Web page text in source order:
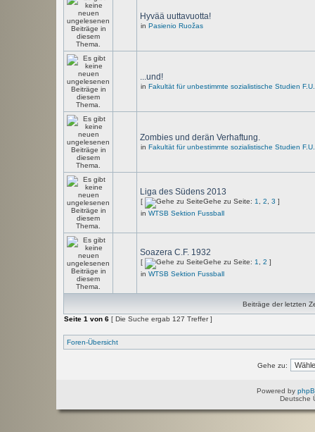
Hyvää uuttavuotta!
in Pasienio Ruožas
...und!
in Fakultät für unbestimmte sozialistische Studien
Zombies und derän Verhaftung.
in Fakultät für unbestimmte sozialistische Studien
Liga des Südens 2013
[ Gehe zu Seite: 1 2 3 ]
in WTSB Sektion Fussball
Soazera C.F. 1932
[ Gehe zu Seite: 1 2 ]
in WTSB Sektion Fussball
Beiträge der letzten
Seite 1 von 6 [ Die Suche ergab 127 Treffer ]
Foren-Übersicht
Gehe zu:
Powered by
Deutsche